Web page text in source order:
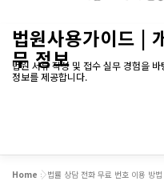
법원사용가이드 |
무 정보
법원 서류 작성 및 접수 실무 경험을
정보를 제공합니다.
Home »법률 상담 전화 무료 번호 이용 방